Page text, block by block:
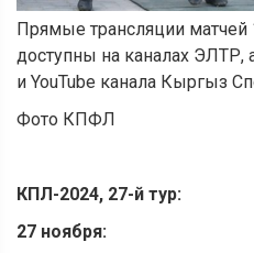
Прямые трансляции
доступны на каналах ЭЛТР,
и YouTube канала Кыргыз
Фото КПФЛ
КПЛ-2024, 27-й тур:
27 ноября: